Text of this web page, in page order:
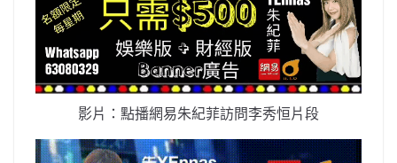
影片：點播網易朱紀菲訪問李秀恒片段